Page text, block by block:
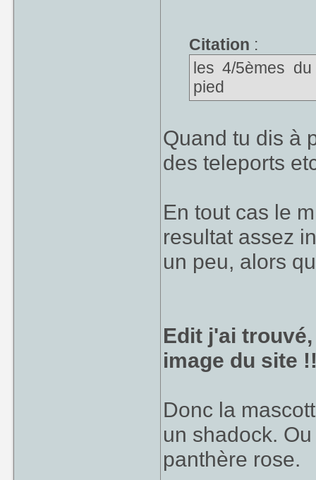
Citation :
les 4/5èmes
pied
Quand tu dis à
des teleports
En tout cas le
resultat assez
un peu, alors
Edit j'ai
image du site
Donc la
un shadock.
panthère rose.